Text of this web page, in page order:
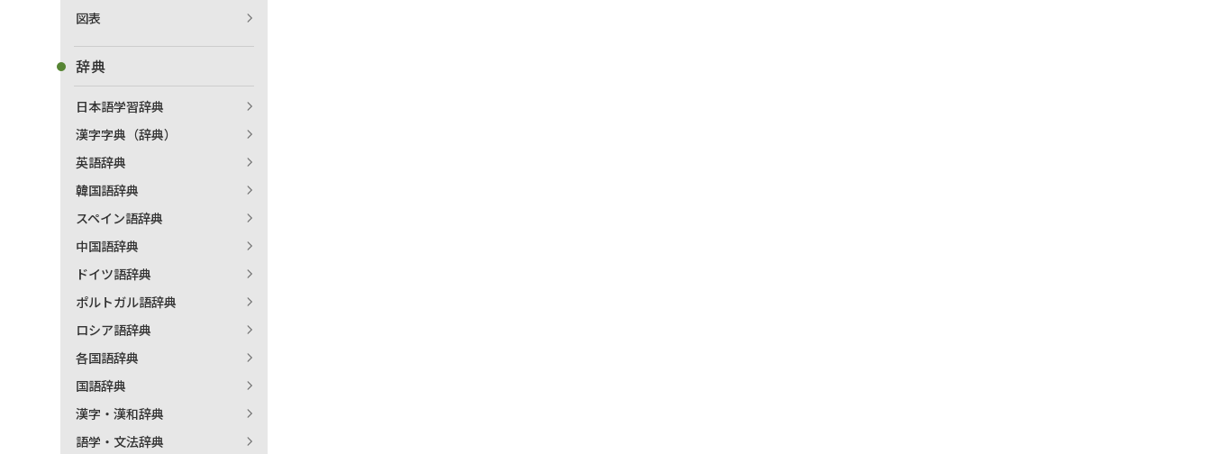
図表
辞典
日本語学習辞典
漢字字典（辞典）
英語辞典
韓国語辞典
スペイン語辞典
中国語辞典
ドイツ語辞典
ポルトガル語辞典
ロシア語辞典
各国語辞典
国語辞典
漢字・漢和辞典
語学・文法辞典